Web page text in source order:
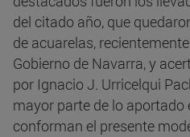
del citado año, que
de acuarelas,
Gobierno de Navarra, y
por Ignacio J. Urricelqui
mayor parte de lo aportado
conforman el presente